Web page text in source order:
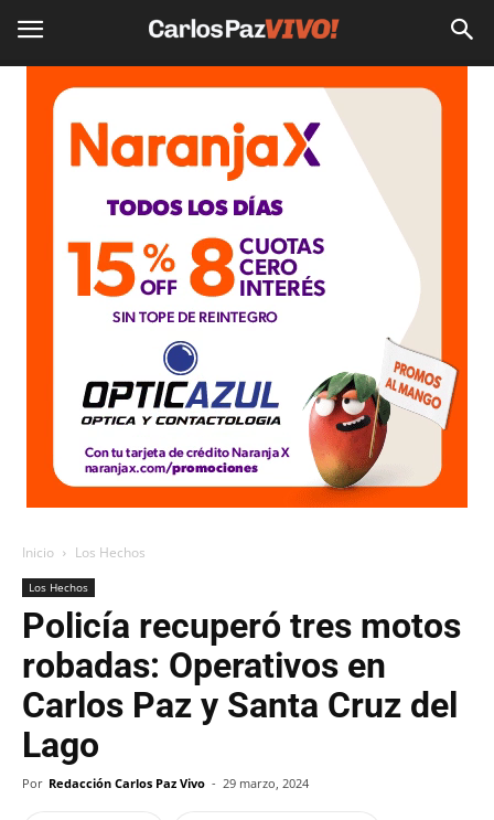
Inicio Los Hechos
Los Hechos
Policía recuperó tres motos
robadas: Operativos en
Carlos Paz y Santa Cruz del
Lago
Por Redacción Carlos Paz Vivo - 29 marzo, 2024